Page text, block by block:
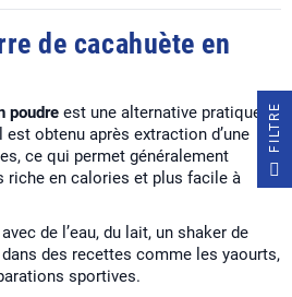
de cacahuète en
poudre est une alternative pratique à
obtenu après extraction d’une
ce qui permet généralement
riche en calories et plus facile à
de l’eau, du lait, un shaker de
des recettes comme les yaourts,
sportives.
E